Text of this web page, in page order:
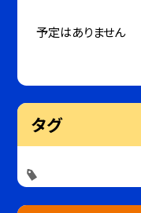
予定はありません
タグ